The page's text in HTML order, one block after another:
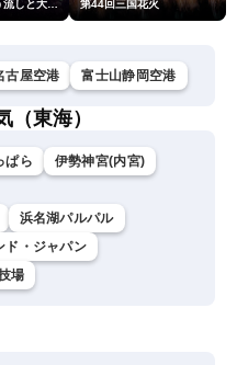
第77回とうろう流しと大花火大会 第44回三国花火
古屋空港 富士山静岡空港
東海）
ぱら
伊勢神宮(内宮)
浜名湖パルパル
ド・ジャパン
場